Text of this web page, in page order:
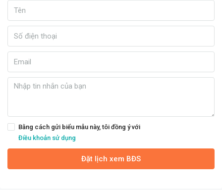
Bằng cách gửi biểu mẫu này, tôi đồng ý với
Điều khoản sử dụng
Đặt lịch xem BĐS